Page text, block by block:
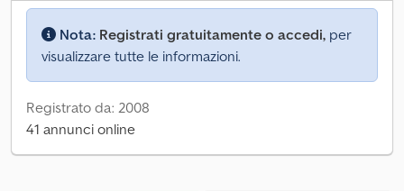
Nota: Registrati gratuitamente o accedi, per
visualizzare tutte le informazioni.
Registrato da: 2008
41 annunci online